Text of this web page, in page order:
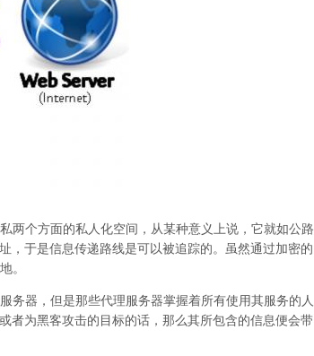
两个方面的私人化空间，从某种意义上说，它就如公路
，于是信息传递路线是可以被追踪的。虽然通过加密的
。
务器，但是那些代理服务器掌握着所有使用其服务的人
者为黑客攻击的目标的话，那么其所包含的信息便会带